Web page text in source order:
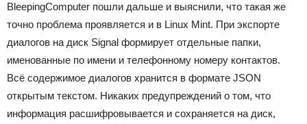
BleepingComputer пошли дальше и выяснили, что такая же
точно проблема проявляется и в Linux Mint. При экспорте
диалогов на диск Signal формирует отдельные папки,
именованные по имени и телефонному номеру контактов.
Всё содержимое диалогов хранится в формате JSON
открытым текстом. Никаких предупреждений о том, что
информация расшифровывается и сохраняется на диск,